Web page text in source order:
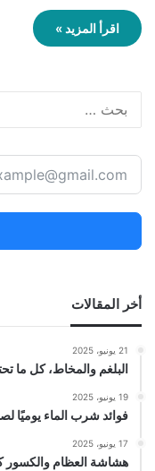
اقرأ المزيد »
أخر المقالات
21 يونيو، 2025
البلغم والمخاط، كل ما
19 يونيو، 2025
فوائد شرب الماء يوميًا
17 يونيو، 2025
هشاشة العظام والكسور